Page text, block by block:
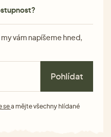
vám napíšeme hned,
Pohlídat
sea mějte všechny hlídané